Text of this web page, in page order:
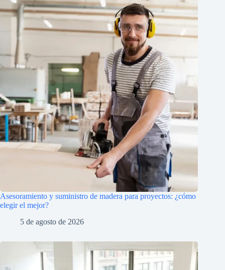
Asesoramiento y suministro de madera para proyectos: ¿cómo
elegir el mejor?
5 de agosto de 2026